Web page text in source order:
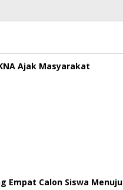
Ajak Masyarakat
Empat Calon Siswa Menuju